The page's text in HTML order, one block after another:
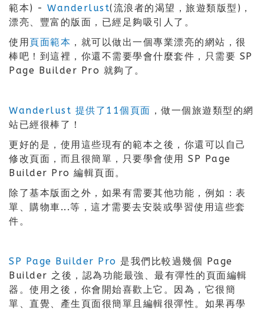
範本) - Wanderlust(流浪者的渴望，旅遊類版型)，
漂亮、豐富的版面，已經足夠吸引人了。
使用頁面範本 ，就可以做出一個專業漂亮的網站，很
棒吧！到這裡，你還不需要學會什麼套件，只需要 SP
Page Builder Pro 就夠了。
Wanderlust 提供了11個頁面 ，做一個旅遊類型的網
站已經很棒了！
更好的是，使用這些現有的範本之後，你還可以自己
修改頁面，而且很簡單，只要學會使用 SP Page
Builder Pro 編輯頁面。
除了基本版面之外，如果有需要其他功能，例如：表
單、購物車...等，這才需要去安裝或學習使用這些套
件。
SP Page Builder Pro 是我們比較過幾個 Page
Builder 之後，認為功能最強、最有彈性的頁面編輯
器。使用之後，你會開始喜歡上它。因為，它很簡
單、直覺、產生頁面很簡單且編輯很彈性。如果再學